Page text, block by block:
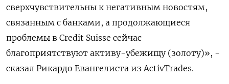
сверхчувствительны к негативным новостям,
связанным с банками, а продолжающиеся
проблемы в Credit Suisse сейчас
благоприятствуют активу-убежищу (золоту)», -
сказал Рикардо Евангелиста из ActivTrades.